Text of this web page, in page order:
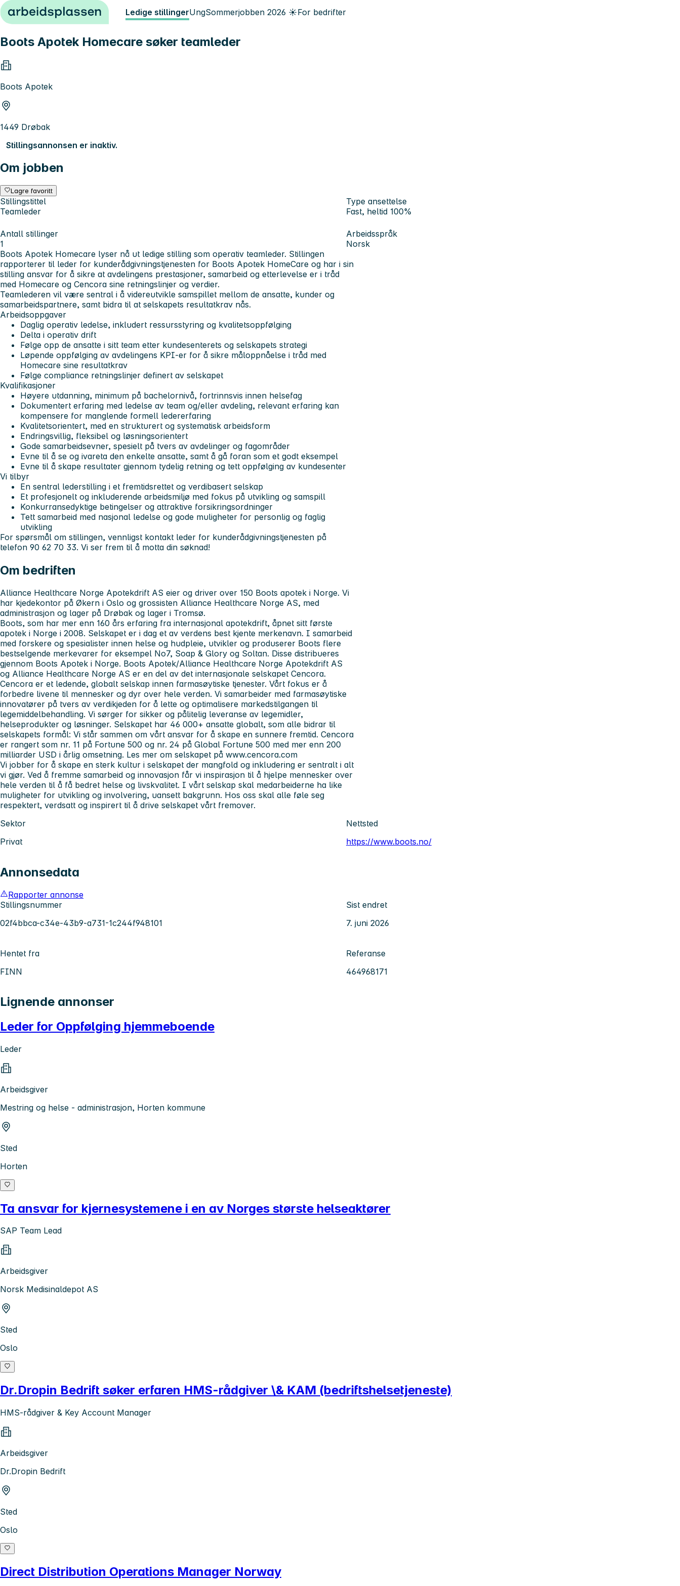
Hopp til innhold Ledige stillingerUngSommerjobben 2026 ☀️For bedrifter
Boots Apotek Homecare søker teamleder
Boots Apotek
1449 Drøbak
Stillingsannonsen er inaktiv.
Om jobben
Lagre favoritt
Stillingstittel
Teamleder
Type ansettelse
Fast, heltid 100%
Antall stillinger
1
Arbeidsspråk
Norsk
Boots Apotek Homecare lyser nå ut ledige stilling som operativ teamleder. Stillingen
rapporterer til leder for kunderådgivningstjenesten for Boots Apotek HomeCare og har i sin
stilling ansvar for å sikre at avdelingens prestasjoner, samarbeid og etterlevelse er i tråd
med Homecare og Cencora sine retningslinjer og verdier.
Teamlederen vil være sentral i å videreutvikle samspillet mellom de ansatte, kunder og
samarbeidspartnere, samt bidra til at selskapets resultatkrav nås.
Arbeidsoppgaver
Daglig operativ ledelse, inkludert ressursstyring og kvalitetsoppfølging
Delta i operativ drift
Følge opp de ansatte i sitt team etter kundesenterets og selskapets strategi
Løpende oppfølging av avdelingens KPI-er for å sikre måloppnåelse i tråd med
Homecare sine resultatkrav
Følge compliance retningslinjer definert av selskapet
Kvalifikasjoner
Høyere utdanning, minimum på bachelornivå, fortrinnsvis innen helsefag
Dokumentert erfaring med ledelse av team og/eller avdeling, relevant erfaring kan
kompensere for manglende formell ledererfaring
Kvalitetsorientert, med en strukturert og systematisk arbeidsform
Endringsvillig, fleksibel og løsningsorientert
Gode samarbeidsevner, spesielt på tvers av avdelinger og fagområder
Evne til å se og ivareta den enkelte ansatte, samt å gå foran som et godt eksempel
Evne til å skape resultater gjennom tydelig retning og tett oppfølging av kundesenter
Vi tilbyr
En sentral lederstilling i et fremtidsrettet og verdibasert selskap
Et profesjonelt og inkluderende arbeidsmiljø med fokus på utvikling og samspill
Konkurransedyktige betingelser og attraktive forsikringsordninger
Tett samarbeid med nasjonal ledelse og gode muligheter for personlig og faglig
utvikling
For spørsmål om stillingen, vennligst kontakt leder for kunderådgivningstjenesten på
telefon 90 62 70 33. Vi ser frem til å motta din søknad!
Om bedriften
Alliance Healthcare Norge Apotekdrift AS eier og driver over 150 Boots apotek i Norge. Vi
har kjedekontor på Økern i Oslo og grossisten Alliance Healthcare Norge AS, med
administrasjon og lager på Drøbak og lager i Tromsø.
Boots, som har mer enn 160 års erfaring fra internasjonal apotekdrift, åpnet sitt første
apotek i Norge i 2008. Selskapet er i dag et av verdens best kjente merkenavn. I samarbeid
med forskere og spesialister innen helse og hudpleie, utvikler og produserer Boots flere
bestselgende merkevarer for eksempel No7, Soap & Glory og Soltan. Disse distribueres
gjennom Boots Apotek i Norge. Boots Apotek/Alliance Healthcare Norge Apotekdrift AS
og Alliance Healthcare Norge AS er en del av det internasjonale selskapet Cencora.
Cencora er et ledende, globalt selskap innen farmasøytiske tjenester. Vårt fokus er å
forbedre livene til mennesker og dyr over hele verden. Vi samarbeider med farmasøytiske
innovatører på tvers av verdikjeden for å lette og optimalisere markedstilgangen til
legemiddelbehandling. Vi sørger for sikker og pålitelig leveranse av legemidler,
helseprodukter og løsninger. Selskapet har 46 000+ ansatte globalt, som alle bidrar til
selskapets formål: Vi står sammen om vårt ansvar for å skape en sunnere fremtid. Cencora
er rangert som nr. 11 på Fortune 500 og nr. 24 på Global Fortune 500 med mer enn 200
milliarder USD i årlig omsetning. Les mer om selskapet på www.cencora.com
Vi jobber for å skape en sterk kultur i selskapet der mangfold og inkludering er sentralt i alt
vi gjør. Ved å fremme samarbeid og innovasjon får vi inspirasjon til å hjelpe mennesker over
hele verden til å få bedret helse og livskvalitet. I vårt selskap skal medarbeiderne ha like
muligheter for utvikling og involvering, uansett bakgrunn. Hos oss skal alle føle seg
respektert, verdsatt og inspirert til å drive selskapet vårt fremover.
Sektor
Privat
Nettsted
https://www.boots.no/
Annonsedata
Rapporter annonse
Stillingsnummer
02f4bbca-c34e-43b9-a731-1c244f948101
Sist endret
7. juni 2026
Hentet fra
FINN
Referanse
464968171
Lignende annonser
Leder for Oppfølging hjemmeboende
Leder
Arbeidsgiver
Mestring og helse - administrasjon, Horten kommune
Sted
Horten
Ta ansvar for kjernesystemene i en av Norges største helseaktører
SAP Team Lead
Arbeidsgiver
Norsk Medisinaldepot AS
Sted
Oslo
Dr.Dropin Bedrift søker erfaren HMS-rådgiver \& KAM (bedriftshelsetjeneste)
HMS-rådgiver & Key Account Manager
Arbeidsgiver
Dr.Dropin Bedrift
Sted
Oslo
Direct Distribution Operations Manager Norway